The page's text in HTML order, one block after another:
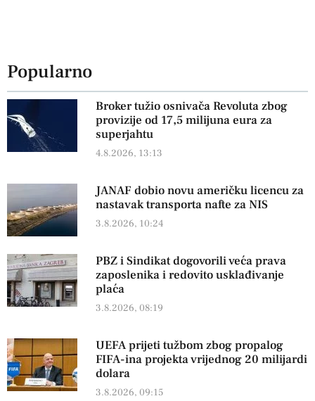
Popularno
Broker tužio osnivača Revoluta zbog
provizije od 17,5 milijuna eura za
superjahtu
4.8.2026, 13:13
JANAF dobio novu američku licencu za
nastavak transporta nafte za NIS
3.8.2026, 10:24
PBZ i Sindikat dogovorili veća prava
zaposlenika i redovito usklađivanje
plaća
3.8.2026, 08:19
UEFA prijeti tužbom zbog propalog
FIFA-ina projekta vrijednog 20 milijardi
dolara
3.8.2026, 09:15